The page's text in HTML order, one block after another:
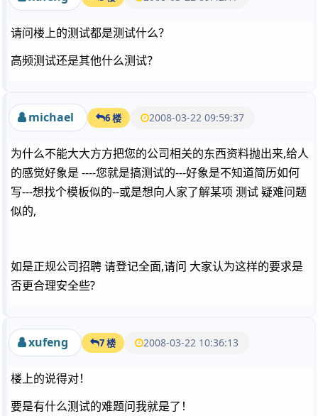
请问楼上的测试都是测试什么？
高频测试还是其他什么测试？
michael 6 楼 2008-03-22 09:59:37
为什么不能大大方方把您的公司相关的东西资料抛出来,给人
的感觉好象是 ----您就是搞测试的---好象是不知道简历如何
写---想找个模板似的--或是想向人家了解某项 测试 疑难问题
似的,
如是正规公司招聘 请登记全面,请问 大家认为这样的要求是
否更合理安全些?
xufeng 7 楼 2008-03-22 10:36:13
楼上的说得对！
要是有什么测试的难题问我就是了！